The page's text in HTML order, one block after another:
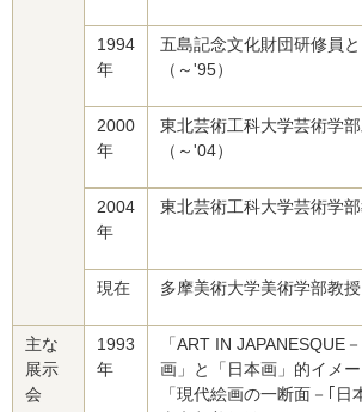
1994
年
五島記念文化財団研修員
（～'95）
2000
年
東北芸術工科大学芸術学
（～'04）
2004
年
東北芸術工科大学芸術学部
現在 多摩美術大学美術学部教授
主な
展示
会
1993
年
「ART IN JAPANESQUE
画」と「日本画」的イメ
「現代絵画の一断面－｢日